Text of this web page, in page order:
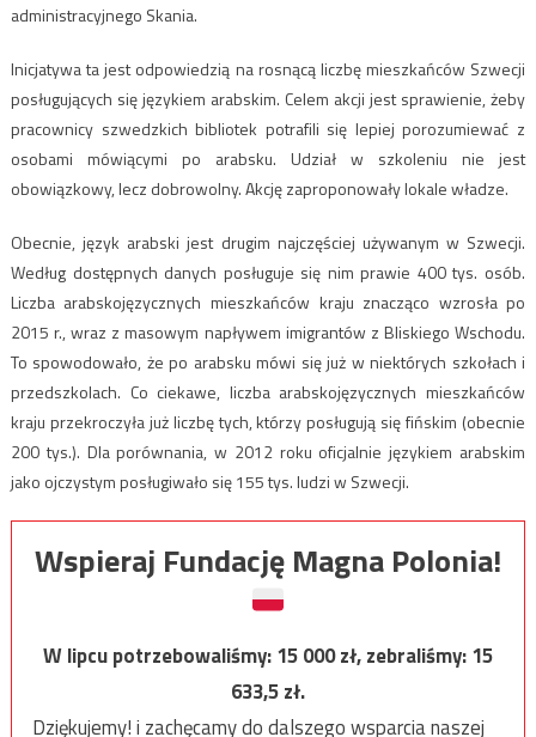
administracyjnego Skania.
Inicjatywa ta jest odpowiedzią na rosnącą liczbę mieszkańców Szwecji
posługujących się językiem arabskim. Celem akcji jest sprawienie, żeby
pracownicy szwedzkich bibliotek potrafili się lepiej porozumiewać z
osobami mówiącymi po arabsku. Udział w szkoleniu nie jest
obowiązkowy, lecz dobrowolny. Akcję zaproponowały lokale władze.
Obecnie, język arabski jest drugim najczęściej używanym w Szwecji.
Według dostępnych danych posługuje się nim prawie 400 tys. osób.
Liczba arabskojęzycznych mieszkańców kraju znacząco wzrosła po
2015 r., wraz z masowym napływem imigrantów z Bliskiego Wschodu.
To spowodowało, że po arabsku mówi się już w niektórych szkołach i
przedszkolach. Co ciekawe, liczba arabskojęzycznych mieszkańców
kraju przekroczyła już liczbę tych, którzy posługują się fińskim (obecnie
200 tys.). Dla porównania, w 2012 roku oficjalnie językiem arabskim
jako ojczystym posługiwało się 155 tys. ludzi w Szwecji.
Wspieraj Fundację Magna Polonia!
W lipcu potrzebowaliśmy:15 000zł, zebraliśmy:15
633,5zł.
Dziękujemy! i zachęcamy do dalszego wsparcia naszej